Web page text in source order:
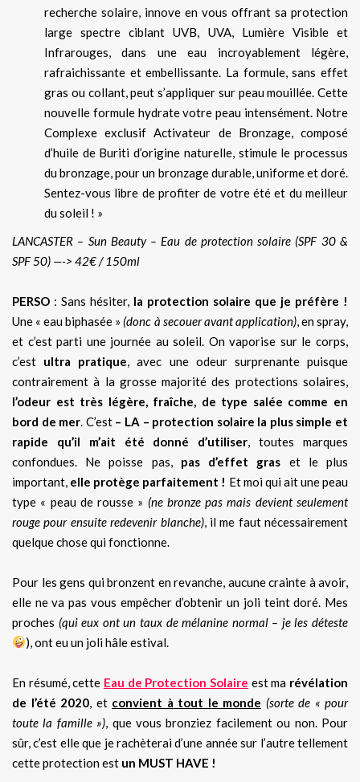
recherche solaire, innove en vous offrant sa protection
large spectre ciblant UVB, UVA, Lumière Visible et
Infrarouges, dans une eau incroyablement légère,
rafraichissante et embellissante. La formule, sans effet
gras ou collant, peut s’appliquer sur peau mouillée. Cette
nouvelle formule hydrate votre peau intensément. Notre
Complexe exclusif Activateur de Bronzage, composé
d’huile de Buriti d’origine naturelle, stimule le processus
du bronzage, pour un bronzage durable, uniforme et doré.
Sentez-vous libre de profiter de votre été et du meilleur
du soleil ! »
LANCASTER – Sun Beauty – Eau de protection solaire (SPF 30 &
SPF 50) —-> 42€ / 150ml
PERSO : Sans hésiter, la protection solaire que je préfère !
Une « eau biphasée » (donc à secouer avant application), en spray,
et c’est parti une journée au soleil. On vaporise sur le corps,
c’est ultra pratique, avec une odeur surprenante puisque
contrairement à la grosse majorité des protections solaires,
l’odeur est très légère, fraîche, de type salée comme en
bord de mer. C’est– LA – protection solaire la plus simple et
rapide qu’il m’ait été donné d’utiliser, toutes marques
confondues. Ne poisse pas, pas d’effet gras et le plus
important, elle protège parfaitement ! Et moi qui ait une peau
type « peau de rousse » (ne bronze pas mais devient seulement
rouge pour ensuite redevenir blanche), il me faut nécessairement
quelque chose qui fonctionne.
Pour les gens qui bronzent en revanche, aucune crainte à avoir,
elle ne va pas vous empêcher d’obtenir un joli teint doré. Mes
proches (qui eux ont un taux de mélanine normal – je les déteste
), ont eu un joli hâle estival.
En résumé, cette Eau de Protection Solaire est ma révélation
de l’été 2020, et convient à tout le monde (sorte de « pour
toute la famille »), que vous bronziez facilement ou non. Pour
sûr, c’est elle que je rachèterai d’une année sur l’autre tellement
cette protection est un MUST HAVE !